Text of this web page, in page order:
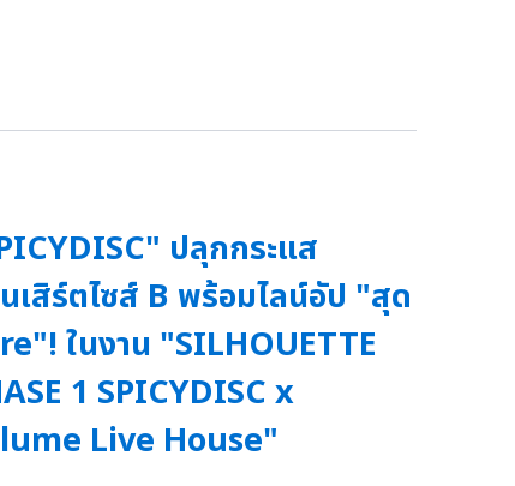
ปลุกกระแส
เสิร์ตไซส์ B พร้อมไลน์อัป "สุด
ในงาน "SILHOUETTE
1 SPICYDISC x
Live House"